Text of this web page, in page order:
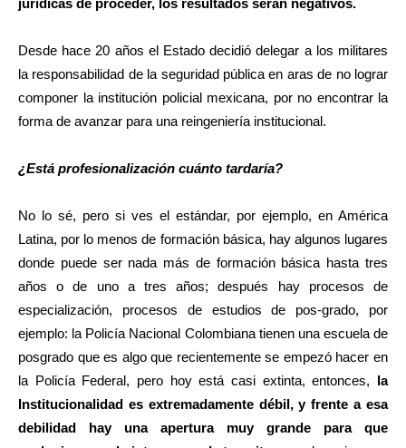
jurídicas de proceder, los resultados serán negativos.
Desde hace 20 años el Estado decidió delegar a los militares
la responsabilidad de la seguridad pública en aras de no lograr
componer la institución policial mexicana, por no encontrar la
forma de avanzar para una reingeniería institucional.
¿Está profesionalización cuánto tardaría?
No lo sé, pero si ves el estándar, por ejemplo, en América
Latina, por lo menos de formación básica, hay algunos lugares
donde puede ser nada más de formación básica hasta tres
años o de uno a tres años; después hay procesos de
especialización, procesos de estudios de pos-grado, por
ejemplo: la Policía Nacional Colombiana tienen una escuela de
posgrado que es algo que recientemente se empezó hacer en
la Policía Federal, pero hoy está casi extinta, entonces, la
Institucionalidad es extremadamente débil, y frente a esa
debilidad hay una apertura muy grande para que